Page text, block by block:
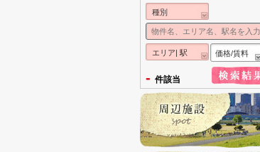
種別
エリア| 駅 価格/賃料
- 件該当